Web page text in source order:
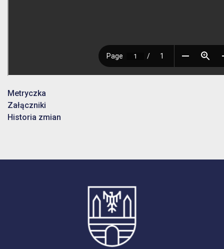
Metryczka
Załączniki
Historia zmian